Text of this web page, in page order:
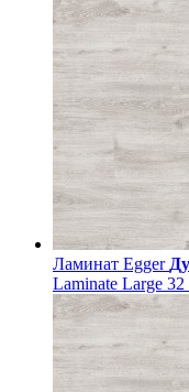
Ламинат Egger
Laminate Large